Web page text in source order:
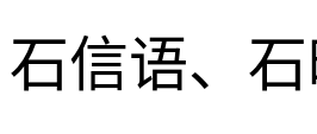
石信语、